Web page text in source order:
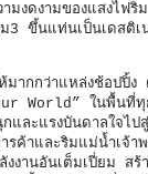
ามงดงามของแสงไฟ
3 ขึ้นแท่นเป็นเดสติ
กกว่าแหล่งช้อปปิ้ง
World” ในพื้นที่ทุ
และแรงบันดาลใจไ
ค้าและริมแม่น้ำเจ้าพ
งานอันเต็มเปี่ยม สร้